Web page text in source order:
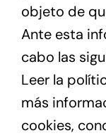
objeto de
Ante esta
cabo las
Leer la
más
cookies,